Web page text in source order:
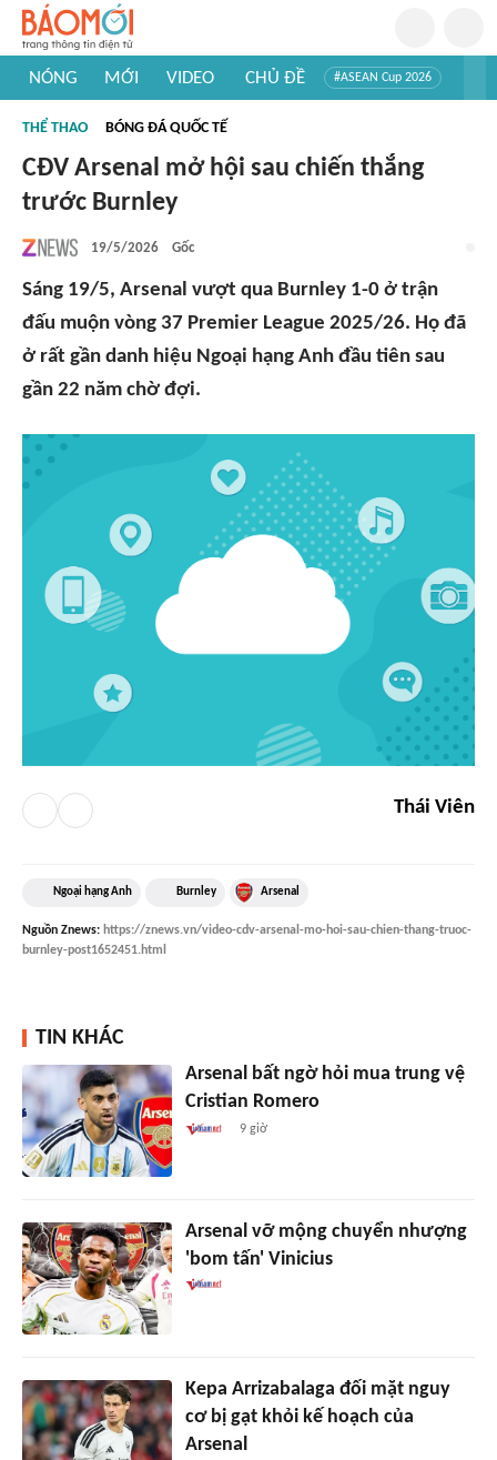
NÓNG MỚI VIDEO CHỦ ĐỀ #ASEAN Cup 2026
#Khám phá thế giới
THỂ THAO BÓNG ĐÁ QUỐC TẾ
CĐV Arsenal mở hội sau chiến thắng
trước Burnley
19/5/2026 Gốc
Sáng 19/5, Arsenal vượt qua Burnley 1-0 ở trận
đấu muộn vòng 37 Premier League 2025/26. Họ đã
ở rất gần danh hiệu Ngoại hạng Anh đầu tiên sau
gần 22 năm chờ đợi.
Thái Viên
Ngoại hạng Anh Burnley Arsenal
Nguồn Znews: https://znews.vn/video-cdv-arsenal-mo-hoi-sau-chien-thang-truoc-
burnley-post1652451.html
TIN KHÁC
Arsenal bất ngờ hỏi mua trung vệ
Cristian Romero
9 giờ
Arsenal vỡ mộng chuyển nhượng
'bom tấn' Vinicius
Kepa Arrizabalaga đối mặt nguy
cơ bị gạt khỏi kế hoạch của
Arsenal